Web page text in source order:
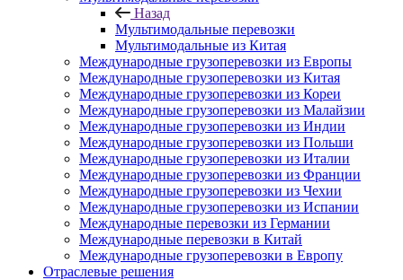
Назад
Мультимодальные перевозки
Мультимодальные из Китая
Международные грузоперевозки из Европы
Международные грузоперевозки из Китая
Международные грузоперевозки из Кореи
Международные грузоперевозки из Малайзии
Международные грузоперевозки из Индии
Международные грузоперевозки из Польши
Международные грузоперевозки из Италии
Международные грузоперевозки из Франции
Международные грузоперевозки из Чехии
Международные грузоперевозки из Испании
Международные перевозки из Германии
Международные перевозки в Китай
Международные грузоперевозки в Европу
Отраслевые решения